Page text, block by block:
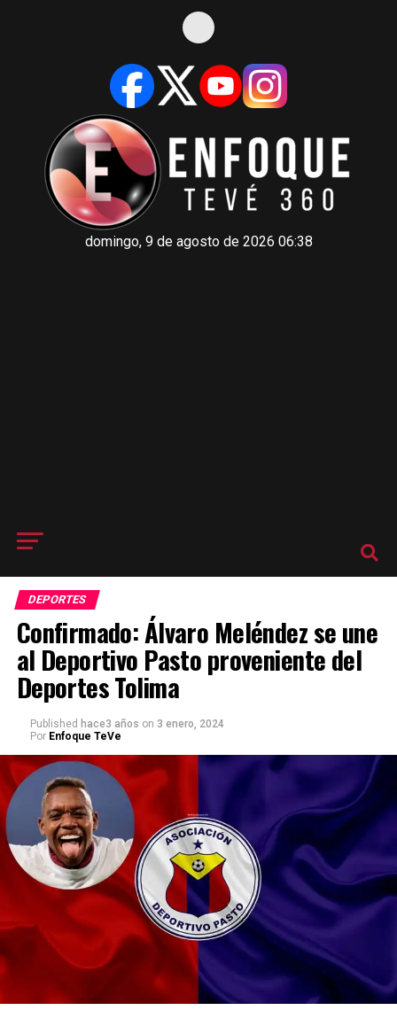
domingo, 9 de agosto de 2026 06:38
DEPORTES
Confirmado: Álvaro Meléndez se une
al Deportivo Pasto proveniente del
Deportes Tolima
Published hace3 años on 3 enero, 2024
Por Enfoque TeVe